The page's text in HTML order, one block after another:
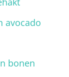
avocado
bonen